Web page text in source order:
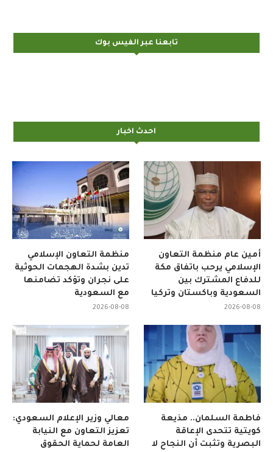
تابعنا عبر الفيس بوك
احدث اخبار
منظمة التعاون الإسلامي
تدين بشدة الهجمات الحوثية
على نجران وتؤكد تضامنها
مع السعودية
2026-08-08
أمين عام منظمة التعاون
الإسلامي يرحب باتفاق مكة
للدفاع المشترك بين
السعودية وباكستان وتركيا
2026-08-08
معالي وزير الإعلام السعودي:
تعزيز التعاون مع النيابة
العامة لحماية الحقوق
فاطمة السلمان.. مذيعة
كويتية تتحدى الإعاقة
البصرية وتثبت أن النجاح لا